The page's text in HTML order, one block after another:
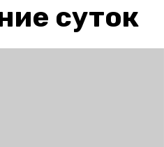
суток